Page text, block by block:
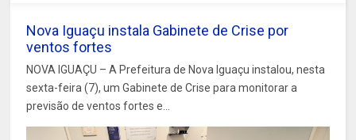
Nova Iguaçu instala Gabinete de Crise por
ventos fortes
NOVA IGUAÇU – A Prefeitura de Nova Iguaçu instalou, nesta
sexta-feira (7), um Gabinete de Crise para monitorar a
previsão de ventos fortes e...